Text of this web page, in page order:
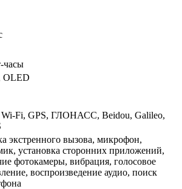
часы
OLED
Fi, GPS, ГЛОНАСC, Beidou, Galileo,
экстренного вызова, микрофон,
установка сторонних приложений,
фотокамеры, вибрация, голосовое
воспроизведение аудио, поиск